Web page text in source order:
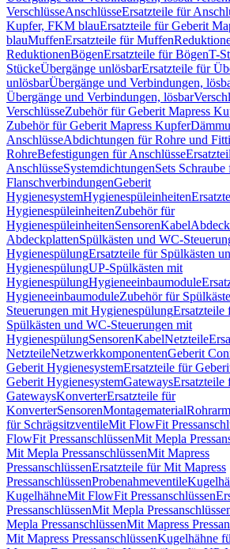
VerschlüsseAnschlüsseErsatzteile für
Kupfer, FKM blauErsatzteile für Geberit
blauMuffenErsatzteile für Muffen
ReduktionenBögenErsatzteile für BögenT-
StückeÜbergänge unlösbarErsatzteile für
unlösbarÜbergänge und Verbindungen,
Übergänge und Verbindungen, lösbar
VerschlüsseZubehör für Geberit Mapress
Zubehör für Geberit Mapress Kupfer
AnschlüsseAbdichtungen für Rohre und
RohreBefestigungen für Anschlüsse
AnschlüsseSystemdichtungenSets Schraube
FlanschverbindungenGeberit
HygienesystemHygienespüleinheiten
HygienespüleinheitenZubehör für
HygienespüleinheitenSensorenKabel
AbdeckplattenSpülkästen und WC-
HygienespülungErsatzteile für Spülkästen
HygienespülungUP-Spülkästen mit
HygienespülungHygieneeinbaumodule
HygieneeinbaumoduleZubehör für
Steuerungen mit HygienespülungErsatzteile
Spülkästen und WC-Steuerungen mit
HygienespülungSensorenKabelNetzteile
NetzteileNetzwerkkomponentenGeberit
Geberit HygienesystemErsatzteile für
Geberit HygienesystemGatewaysErsatzteile
GatewaysKonverterErsatzteile für
KonverterSensorenMontagematerial
für SchrägsitzventileMit FlowFit
FlowFit PressanschlüssenMit Mepla
Mit Mepla PressanschlüssenMit Mapress
PressanschlüssenErsatzteile für Mit Mapress
PressanschlüssenProbenahmeventile
KugelhähneMit FlowFit Pressanschlüssen
PressanschlüssenMit Mepla
Mepla PressanschlüssenMit Mapress
Mit Mapress PressanschlüssenKugelhähne